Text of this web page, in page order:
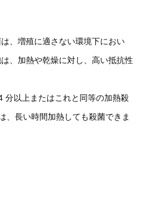
、増殖に適さない環境下におい
、加熱や乾燥に対し、高い抵抗性
以上またはこれと同等の加熱殺
長い時間加熱しても殺菌できま